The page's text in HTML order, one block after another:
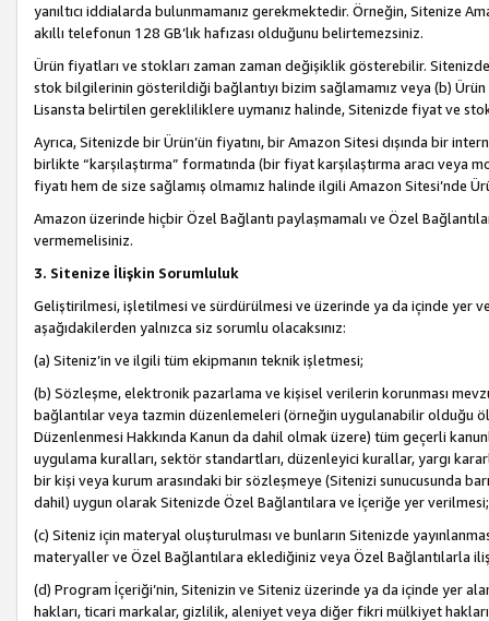
yanıltıcı iddialarda bulunmamanız gerekmektedir. Örneğin, Sitenize
akıllı telefonun 128 GB’lık hafızası olduğunu belirtemezsiniz.
Ürün fiyatları ve stokları zaman zaman değişiklik gösterebilir.
stok bilgilerinin gösterildiği bağlantıyı bizim sağlamamız veya (b)
Lisansta belirtilen gerekliliklere uymanız halinde, Sitenizde fiyat ve
Ayrıca, Sitenizde bir Ürün’ün fiyatını, bir Amazon Sitesi dışında bir
birlikte “karşılaştırma” formatında (bir fiyat karşılaştırma aracı veya
fiyatı hem de size sağlamış olmamız halinde ilgili Amazon Sitesi’nde
Amazon üzerinde hiçbir Özel Bağlantı paylaşmamalı ve Özel
vermemelisiniz.
3. Sitenize İlişkin Sorumluluk
Geliştirilmesi, işletilmesi ve sürdürülmesi ve üzerinde ya da içinde yer
aşağıdakilerden yalnızca siz sorumlu olacaksınız:
(a) Siteniz’in ve ilgili tüm ekipmanın teknik işletmesi;
(b) Sözleşme, elektronik pazarlama ve kişisel verilerin korunması
bağlantılar veya tazmin düzenlemeleri (örneğin uygulanabilir olduğu
Düzenlenmesi Hakkında Kanun da dahil olmak üzere) tüm geçerli
uygulama kuralları, sektör standartları, düzenleyici kurallar, yargı
bir kişi veya kurum arasındaki bir sözleşmeye (Sitenizi sunucusunda
dahil) uygun olarak Sitenizde Özel Bağlantılara ve İçeriğe yer verilmesi;
(c) Siteniz için materyal oluşturulması ve bunların Sitenizde
materyaller ve Özel Bağlantılara eklediğiniz veya Özel Bağlantılarla
(d) Program İçeriği’nin, Sitenizin ve Siteniz üzerinde ya da içinde yer
hakları, ticari markalar, gizlilik, aleniyet veya diğer fikri mülkiyet